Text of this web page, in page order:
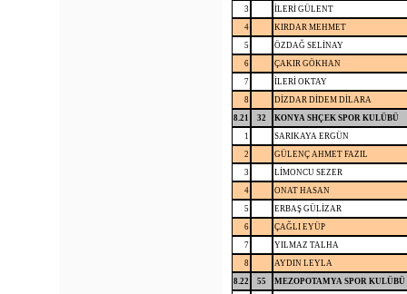
3
İLERİ GÜLENT
4
KIRDAR MEHMET
5
ÖZDAĞ SELİNAY
6
ÇAKIR GÖKHAN
7
İLERİ OKTAY
8
DİZDAR DİDEM DİLARA
8.21
32
KONYA SHÇEK SPOR KULÜBÜ
1
SARIKAYA ERGÜN
2
GÜLENÇ AHMET FAZIL
3
LİMONCU SEZER
4
ONAT HASAN
5
ERBAŞ GÜLİZAR
6
ÇAĞLI EYÜP
7
YILMAZ TALHA
8
AYDIN LEYLA
8.22
55
MEZOPOTAMYA SPOR